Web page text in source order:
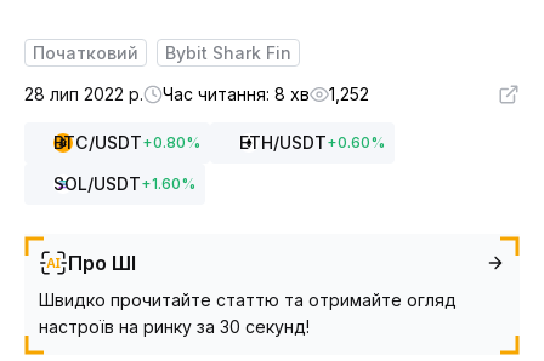
Початковий
Bybit Shark Fin
28 лип 2022 р.
Час читання: 8 хв 1,252
BTC/USDT+0.80% ETH/USDT+0.60%
SOL/USDT+1.60%
Про ШІ
Швидко прочитайте статтю та отримайте огляд
настроїв на ринку за 30 секунд!